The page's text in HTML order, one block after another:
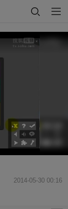
2014-05-30 00:16